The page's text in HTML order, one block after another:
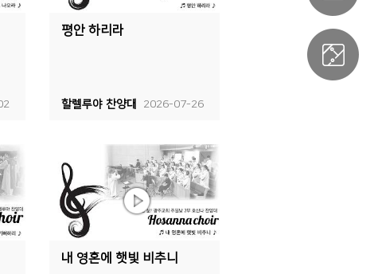
평안 하리라
2026-07-26
할렐루야 찬양대
내 영혼에 햇빛 비추니